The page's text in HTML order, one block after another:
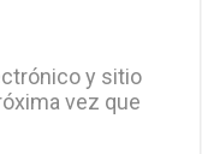
y sitio
vez que